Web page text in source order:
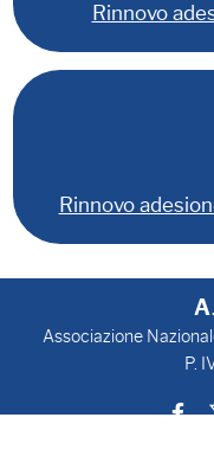
Rinnovo
Rinnovo
Associazione
P.